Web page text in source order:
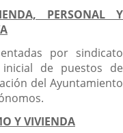
PERSONAL Y
por sindicato
de puestos de
del Ayuntamiento
Y VIVIENDA